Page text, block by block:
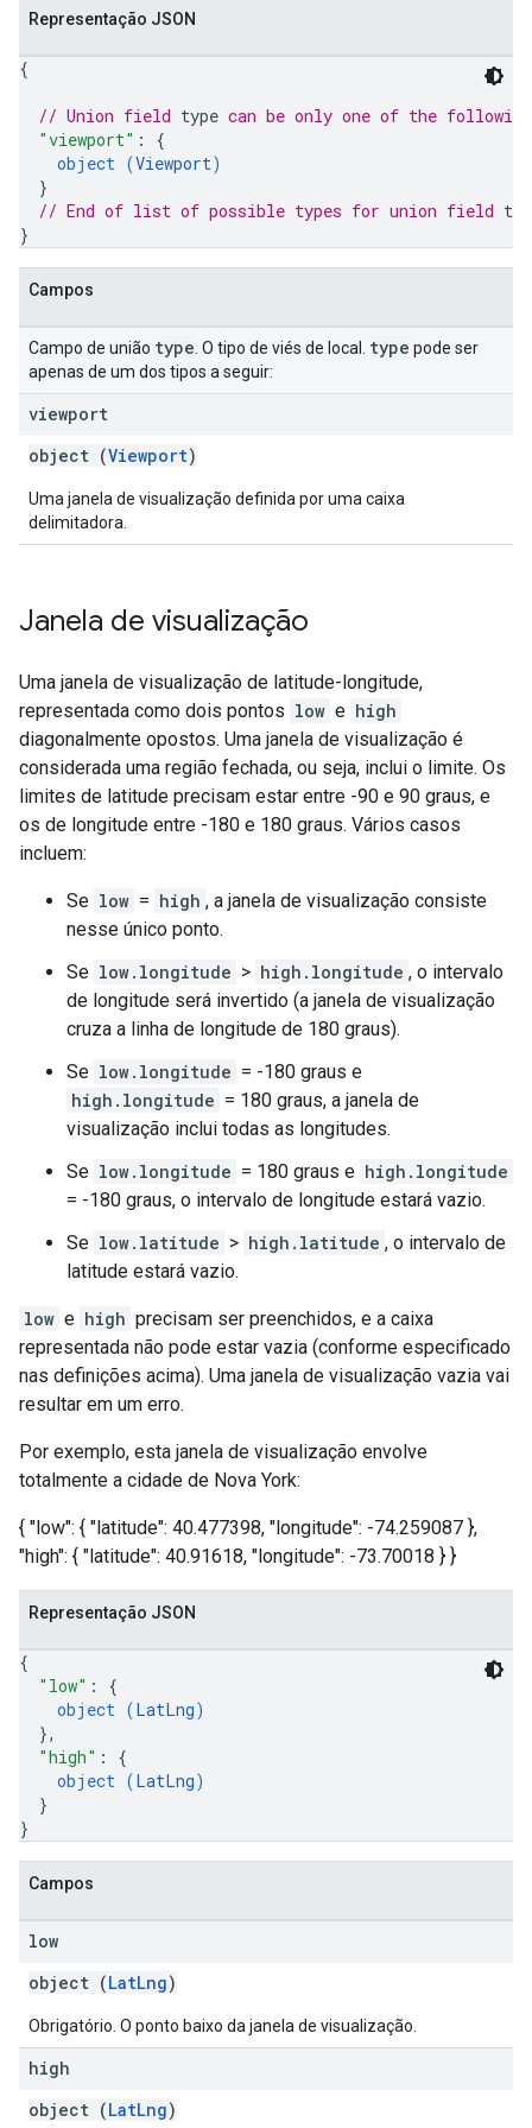
Representação JSON
{
// Union field type can be only one of the
"viewport" : {
object (Viewport)
}
// End of list of possible types for union field
}
Campos
Campo de união type . O tipo de viés de local. type pode ser
apenas de um dos tipos a seguir:
viewport
object (Viewport)
Uma janela de visualização definida por uma caixa
delimitadora.
Janela de visualização
Uma janela de visualização de latitude-longitude,
representada como dois pontos low e high
diagonalmente opostos. Uma janela de visualização é
considerada uma região fechada, ou seja, inclui o limite. Os
limites de latitude precisam estar entre -90 e 90 graus, e
os de longitude entre -180 e 180 graus. Vários casos
incluem:
Se low = high , a janela de visualização consiste
nesse único ponto.
Se low.longitude > high.longitude , o intervalo
de longitude será invertido (a janela de visualização
cruza a linha de longitude de 180 graus).
Se low.longitude = -180 graus e
high.longitude = 180 graus, a janela de
visualização inclui todas as longitudes.
Se low.longitude = 180 graus e high.longitude
= -180 graus, o intervalo de longitude estará vazio.
Se low.latitude > high.latitude , o intervalo de
latitude estará vazio.
low e high precisam ser preenchidos, e a caixa
representada não pode estar vazia (conforme especificado
nas definições acima). Uma janela de visualização vazia vai
resultar em um erro.
Por exemplo, esta janela de visualização envolve
totalmente a cidade de Nova York:
{ "low": { "latitude": 40.477398, "longitude": -74.259087 },
"high": { "latitude": 40.91618, "longitude": -73.70018 } }
Representação JSON
{
"low" : {
object (LatLng)
},
"high" : {
object (LatLng)
}
}
Campos
low
object (LatLng)
Obrigatório. O ponto baixo da janela de visualização.
high
object (LatLng)